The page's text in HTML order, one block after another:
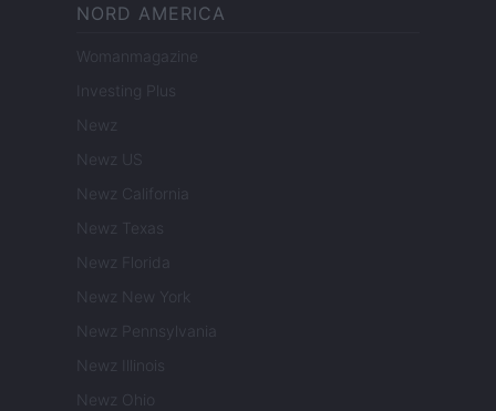
NORD AMERICA
Womanmagazine
Investing Plus
Newz
Newz US
Newz California
Newz Texas
Newz Florida
Newz New York
Newz Pennsylvania
Newz Illinois
Newz Ohio